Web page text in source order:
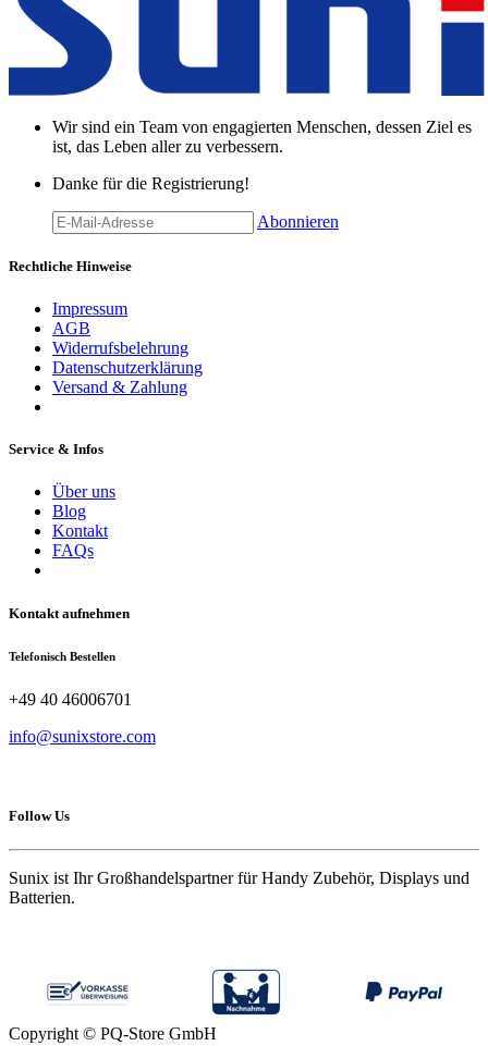
Wir sind ein Team von engagierten Menschen, dessen Ziel es
ist, das Leben aller zu verbessern.
Danke für die Registrierung!
Abonnieren
Rechtliche Hinweise
Impressum
AGB
Widerrufsbelehrung
Datenschutzerklärung
Versand & Zahlung
Service & Infos
Über uns
Blog
Kontakt
FAQs
Kontakt aufnehmen
Telefonisch Bestellen
+49 40 46006701
info@sunixstore.com
Follow Us
Sunix ist Ihr Großhandelspartner für Handy Zubehör, Displays und
Batterien.
Copyright © PQ-Store GmbH